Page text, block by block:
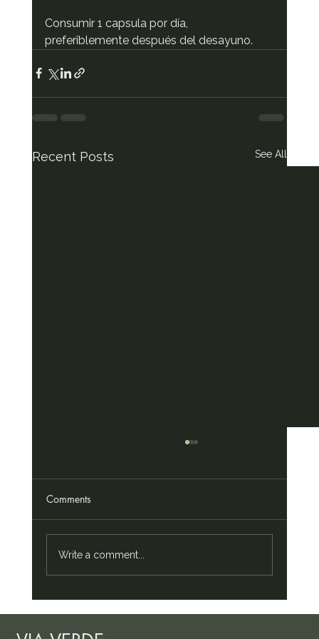
Consumir 1 capsula por día,
preferiblemente después del desayuno.
Recent Posts See All
Comments
Write a comment...